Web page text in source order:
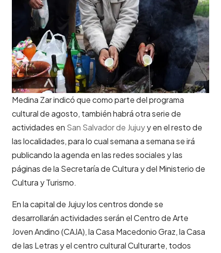
Medina Zar indicó que como parte del programa
cultural de agosto, también habrá otra serie de
actividades en San Salvador de Jujuyy en el resto de
las localidades, para lo cual semana a semana se irá
publicando la agenda en las redes sociales y las
páginas de la Secretaría de Cultura y del Ministerio de
Cultura y Turismo.
En la capital de Jujuy los centros donde se
desarrollarán actividades serán el Centro de Arte
Joven Andino (CAJA), la Casa Macedonio Graz, la Casa
de las Letras y el centro cultural Culturarte, todos